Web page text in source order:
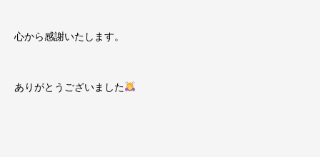
心から感謝いたします。
ありがとうございました